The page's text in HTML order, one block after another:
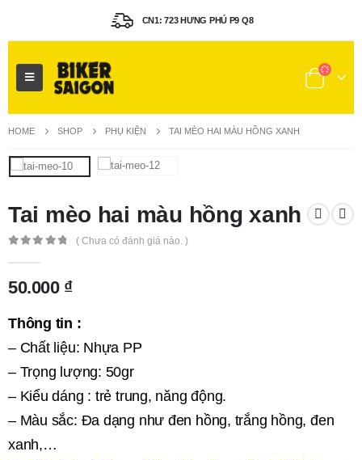
CN1: 723 HƯNG PHÚ P9 Q8
HOME SHOP PHỤ KIỆN TAI MÈO HAI MÀU HỒNG XANH
Tai mèo hai màu hồng xanh
( Chưa có đánh giá nào. )
50.000 ₫
Thông tin :
– Chất liệu: Nhựa PP
– Trọng lượng: 50gr
– Kiểu dáng : trẻ trung, năng động.
– Màu sắc: Đa dạng như đen hồng, trắng hồng, đen
xanh,…